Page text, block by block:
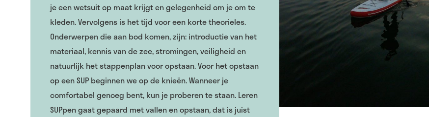
je een wetsuit op maat krijgt en gelegenheid om je om te
kleden. Vervolgens is het tijd voor een korte theorieles.
Onderwerpen die aan bod komen, zijn: introductie van het
materiaal, kennis van de zee, stromingen, veiligheid en
natuurlijk het stappenplan voor opstaan. Voor het opstaan
op een SUP beginnen we op de knieën. Wanneer je
comfortabel genoeg bent, kun je proberen te staan. Leren
SUPpen gaat gepaard met vallen en opstaan, dat is juist